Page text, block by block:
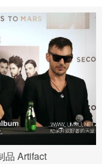
品 Artifact